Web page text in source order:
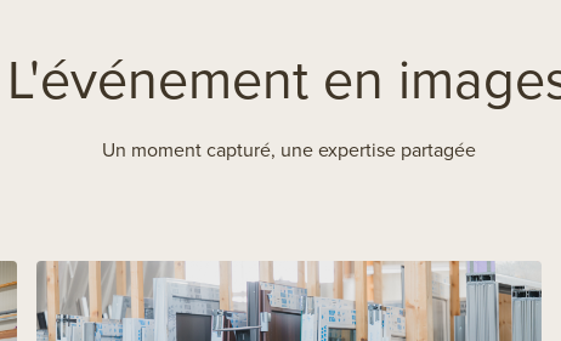
L'événement en
Un moment capturé, une expertise partagée